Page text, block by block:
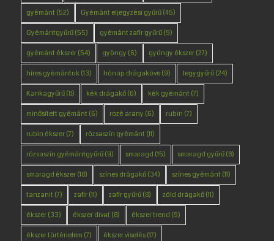
gyémánt (52) Gyémánt eljegyzési gyűrű(45)
Gyémántgyűrű(55) gyémánt zafír gyűrű(9)
gyémánt ékszer(54) gyöngy (6) gyöngy ékszer(27)
híres gyémántok(13) hónap drágaköve(9) Jegygyűrű(24)
Karikagyűrű(8) kék drágakő(6) kék gyémánt (7)
minősített gyémánt (6) rozé arany (6) rubin (7)
rubin ékszer(7) rózsaszín gyémánt (11)
rózsaszín gyémántgyűrű(9) smaragd (15) smaragd gyűrű(8)
smaragd ékszer(18) színes drágakő(34) színes gyémánt (11)
tanzanit (7) zafír(11) zafír gyűrű(8) zöld drágakő(11)
ékszer(33) ékszer divat (8) ékszer trend (9)
ékszer történelem (7) ékszer viselés(17)